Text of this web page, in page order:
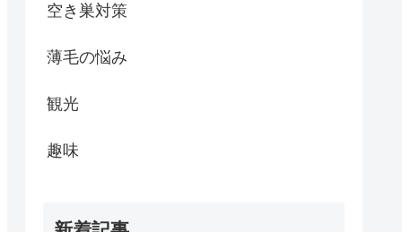
空き巣対策
薄毛の悩み
観光
趣味